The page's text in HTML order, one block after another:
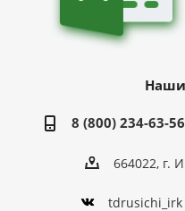
Наши
8 (800) 234-63-56
664022, г.
tdrusichi_irk